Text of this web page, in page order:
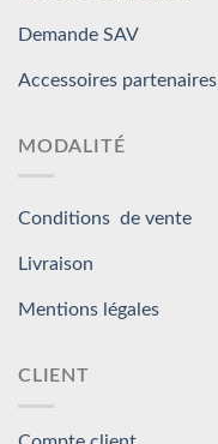
Demande SAV
Accessoires partenaires
MODALITÉ
Conditions de vente
Livraison
Mentions légales
CLIENT